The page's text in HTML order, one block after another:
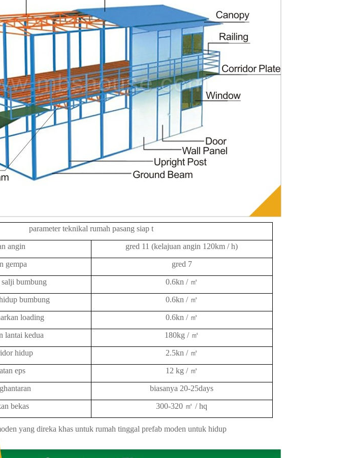
parameter teknikal rumah pasang siap t
angin gred 11 (kelajuan angin 120km / h)
gempa gred 7
bumbung 0.6kn /㎡
bumbung 0.6kn /㎡
loading 0.6kn /㎡
lantai kedua 180kg /㎡
hidup 2.5kn /㎡
eps 12 kg /㎡
biasanya 20-25days
bekas 300-320 ㎡ / hq
yang direka khas untuk rumah tinggal prefab moden untuk hidup